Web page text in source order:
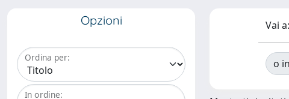
Opzioni
Ordina per:
In ordine:
Vai a:
o